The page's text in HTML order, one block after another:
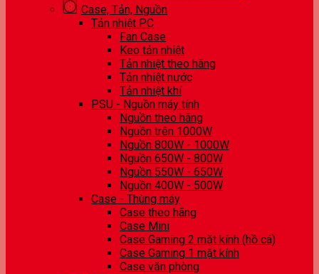
Case, Tản, Nguồn
Tản nhiệt PC
Fan Case
Keo tản nhiệt
Tản nhiệt theo hãng
Tản nhiệt nước
Tản nhiệt khí
PSU - Nguồn máy tính
Nguồn theo hãng
Nguồn trên 1000W
Nguồn 800W - 1000W
Nguồn 650W - 800W
Nguồn 550W - 650W
Nguồn 400W - 500W
Case - Thùng máy
Case theo hãng
Case Mini
Case Gaming 2 mặt kính (hồ cá)
Case Gaming 1 mặt kính
Case văn phòng